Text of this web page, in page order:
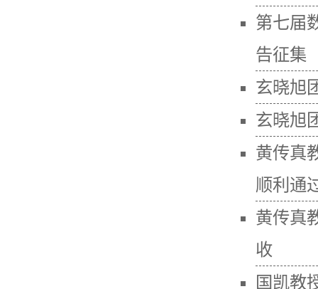
第七届
告征集
玄晓旭
玄晓旭
黄传真
顺利通
黄传真
收
国凯教